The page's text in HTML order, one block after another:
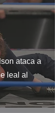
ataca a
leal al